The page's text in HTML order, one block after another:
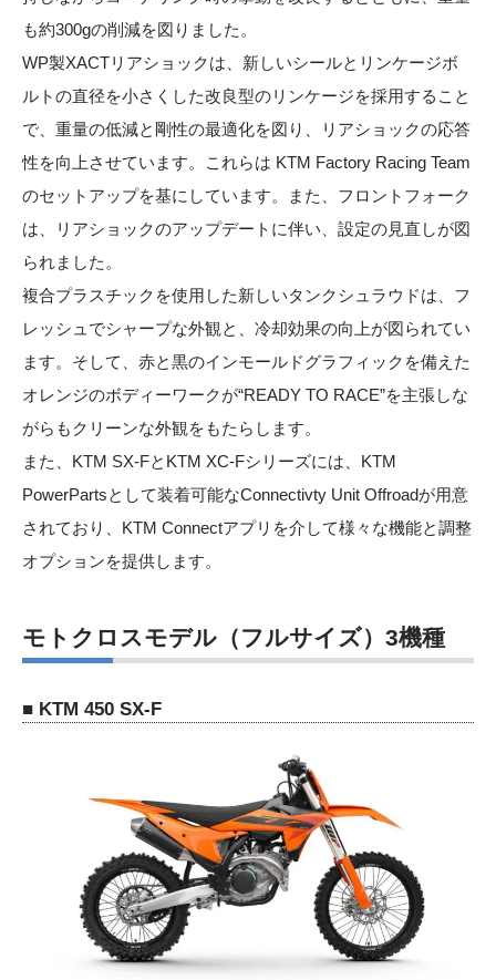
も約300gの削減を図りました。
WP製XACTリアショックは、新しいシールとリンケージボ
ルトの直径を小さくした改良型のリンケージを採用すること
で、重量の低減と剛性の最適化を図り、リアショックの応答
性を向上させています。これらは KTM Factory Racing Team
のセットアップを基にしています。また、フロントフォーク
は、リアショックのアップデートに伴い、設定の見直しが図
られました。
複合プラスチックを使用した新しいタンクシュラウドは、フ
レッシュでシャープな外観と、冷却効果の向上が図られてい
ます。そして、赤と黒のインモールドグラフィックを備えた
オレンジのボディーワークが“READY TO RACE”を主張しな
がらもクリーンな外観をもたらします。
また、KTM SX-FとKTM XC-Fシリーズには、KTM
PowerPartsとして装着可能なConnectivty Unit Offroadが用意
されており、KTM Connectアプリを介して様々な機能と調整
オプションを提供します。
モトクロスモデル（フルサイズ）3機種
■ KTM 450 SX-F